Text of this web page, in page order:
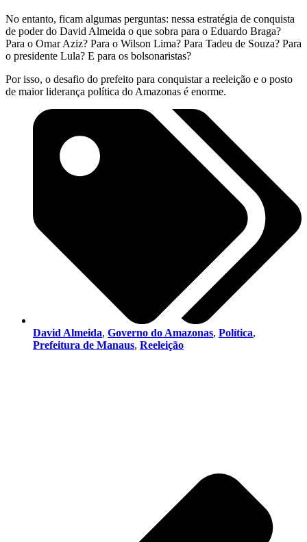
No entanto, ficam algumas perguntas: nessa estratégia de conquista
de poder do David Almeida o que sobra para o Eduardo Braga?
Para o Omar Aziz? Para o Wilson Lima? Para Tadeu de Souza? Para
o presidente Lula? E para os bolsonaristas?
Por isso, o desafio do prefeito para conquistar a reeleição e o posto
de maior liderança política do Amazonas é enorme.
David Almeida, Governo do Amazonas, Política,
Prefeitura de Manaus, Reeleição